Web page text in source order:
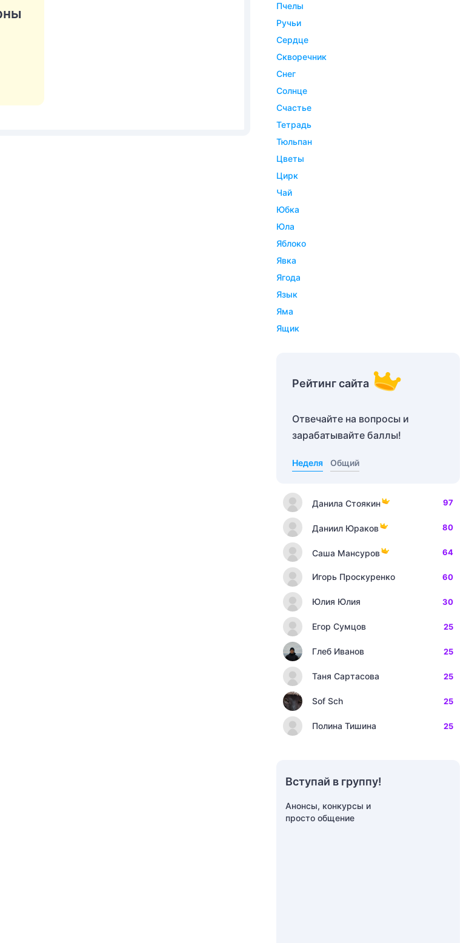
пчелы
ручьи
сердце
скворечник
снег
солнце
счастье
тетрадь
тюльпан
цветы
цирк
чай
юбка
юла
яблоко
явка
ягода
язык
яма
ящик
Рейтинг сайта
Отвечайте на вопросы и
зарабатывайте баллы!
Неделя Общий
Данила Стоякин 97
Даниил Юраков 80
Саша Мансуров 64
Игорь Проскуренко 60
Юлия Юлия 30
Егор Сумцов 25
Глеб Иванов 25
Таня Сартасова 25
Sof Sch 25
Полина Тишина 25
Вступай в группу!
Анонсы, конкурсы и
просто общение